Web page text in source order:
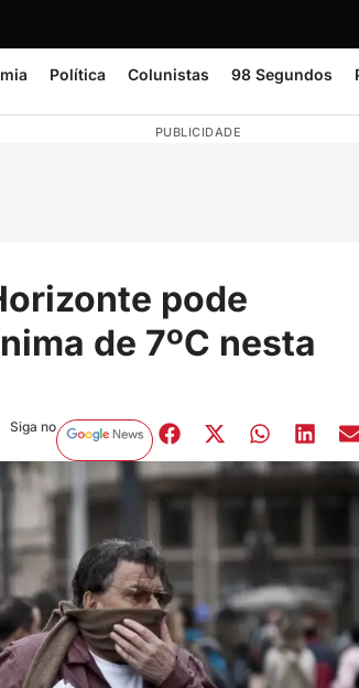
Política Colunistas 98 Segundos
PUBLICIDADE
pode
de 7ºC nesta
Siga no